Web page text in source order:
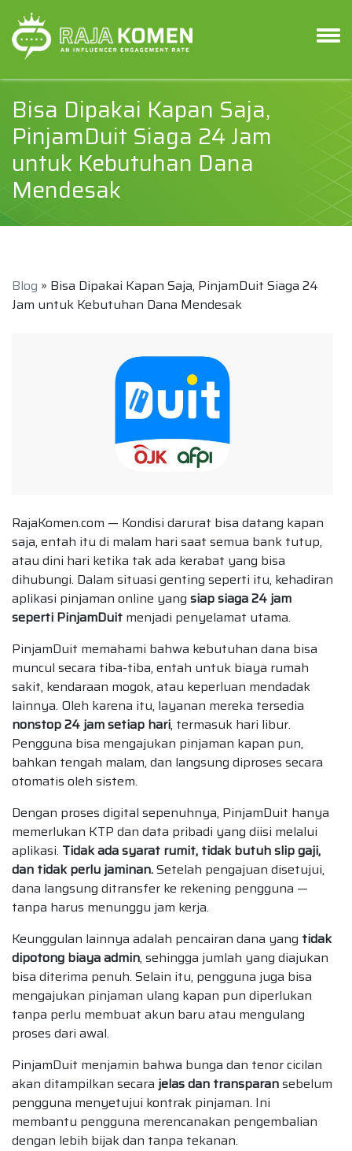
Bisa Dipakai Kapan Saja,
PinjamDuit Siaga 24 Jam
untuk Kebutuhan Dana
Mendesak
Blog » Bisa Dipakai Kapan Saja, PinjamDuit Siaga 24
Jam untuk Kebutuhan Dana Mendesak
RajaKomen.com — Kondisi darurat bisa datang kapan
saja, entah itu di malam hari saat semua bank tutup,
atau dini hari ketika tak ada kerabat yang bisa
dihubungi. Dalam situasi genting seperti itu, kehadiran
aplikasi pinjaman online yang siap siaga 24 jam
seperti PinjamDuit menjadi penyelamat utama.
PinjamDuit memahami bahwa kebutuhan dana bisa
muncul secara tiba-tiba, entah untuk biaya rumah
sakit, kendaraan mogok, atau keperluan mendadak
lainnya. Oleh karena itu, layanan mereka tersedia
nonstop 24 jam setiap hari, termasuk hari libur.
Pengguna bisa mengajukan pinjaman kapan pun,
bahkan tengah malam, dan langsung diproses secara
otomatis oleh sistem.
Dengan proses digital sepenuhnya, PinjamDuit hanya
memerlukan KTP dan data pribadi yang diisi melalui
aplikasi. Tidak ada syarat rumit, tidak butuh slip gaji,
dan tidak perlu jaminan.Setelah pengajuan disetujui,
dana langsung ditransfer ke rekening pengguna —
tanpa harus menunggu jam kerja.
Keunggulan lainnya adalah pencairan dana yang tidak
dipotong biaya admin, sehingga jumlah yang diajukan
bisa diterima penuh. Selain itu, pengguna juga bisa
mengajukan pinjaman ulang kapan pun diperlukan
tanpa perlu membuat akun baru atau mengulang
proses dari awal.
PinjamDuit menjamin bahwa bunga dan tenor cicilan
akan ditampilkan secara jelas dan transparansebelum
pengguna menyetujui kontrak pinjaman. Ini
membantu pengguna merencanakan pengembalian
dengan lebih bijak dan tanpa tekanan.